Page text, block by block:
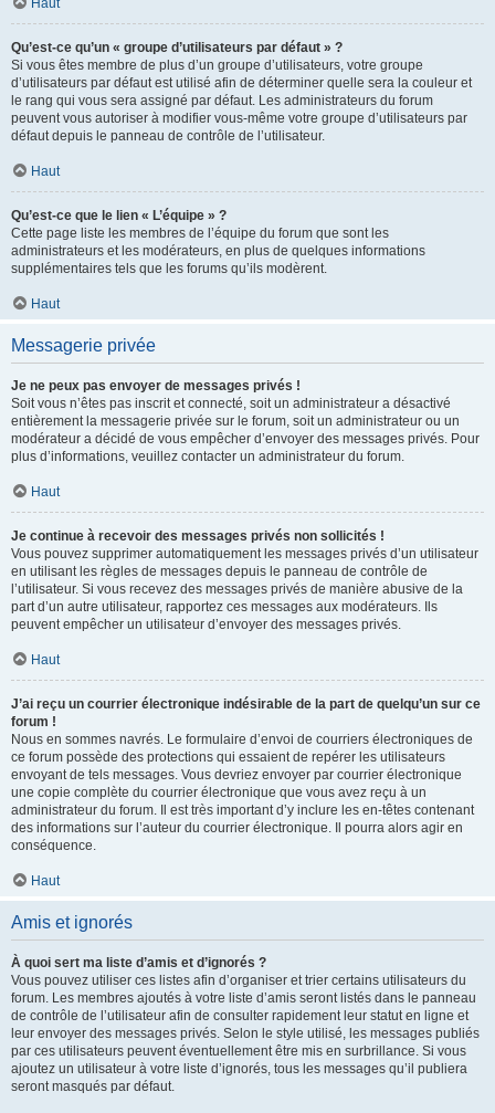
Haut
Qu’est-ce qu’un « groupe d’utilisateurs par défaut » ?
Si vous êtes membre de plus d’un groupe d’utilisateurs, votre groupe
d’utilisateurs par défaut est utilisé afin de déterminer quelle sera la couleur et
le rang qui vous sera assigné par défaut. Les administrateurs du forum
peuvent vous autoriser à modifier vous-même votre groupe d’utilisateurs par
défaut depuis le panneau de contrôle de l’utilisateur.
Haut
Qu’est-ce que le lien « L’équipe » ?
Cette page liste les membres de l’équipe du forum que sont les
administrateurs et les modérateurs, en plus de quelques informations
supplémentaires tels que les forums qu’ils modèrent.
Haut
Messagerie privée
Je ne peux pas envoyer de messages privés !
Soit vous n’êtes pas inscrit et connecté, soit un administrateur a désactivé
entièrement la messagerie privée sur le forum, soit un administrateur ou un
modérateur a décidé de vous empêcher d’envoyer des messages privés. Pour
plus d’informations, veuillez contacter un administrateur du forum.
Haut
Je continue à recevoir des messages privés non sollicités !
Vous pouvez supprimer automatiquement les messages privés d’un utilisateur
en utilisant les règles de messages depuis le panneau de contrôle de
l’utilisateur. Si vous recevez des messages privés de manière abusive de la
part d’un autre utilisateur, rapportez ces messages aux modérateurs. Ils
peuvent empêcher un utilisateur d’envoyer des messages privés.
Haut
J’ai reçu un courrier électronique indésirable de la part de quelqu’un sur ce
forum !
Nous en sommes navrés. Le formulaire d’envoi de courriers électroniques de
ce forum possède des protections qui essaient de repérer les utilisateurs
envoyant de tels messages. Vous devriez envoyer par courrier électronique
une copie complète du courrier électronique que vous avez reçu à un
administrateur du forum. Il est très important d’y inclure les en-têtes contenant
des informations sur l’auteur du courrier électronique. Il pourra alors agir en
conséquence.
Haut
Amis et ignorés
À quoi sert ma liste d’amis et d’ignorés ?
Vous pouvez utiliser ces listes afin d’organiser et trier certains utilisateurs du
forum. Les membres ajoutés à votre liste d’amis seront listés dans le panneau
de contrôle de l’utilisateur afin de consulter rapidement leur statut en ligne et
leur envoyer des messages privés. Selon le style utilisé, les messages publiés
par ces utilisateurs peuvent éventuellement être mis en surbrillance. Si vous
ajoutez un utilisateur à votre liste d’ignorés, tous les messages qu’il publiera
seront masqués par défaut.